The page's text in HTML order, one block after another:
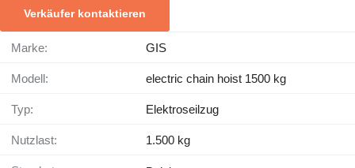
Verkäufer kontaktieren
Marke: GIS
Modell: electric chain hoist 1500 kg
Typ: Elektroseilzug
Nutzlast: 1.500 kg